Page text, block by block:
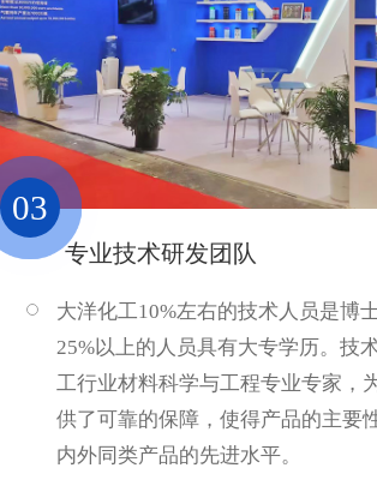
03
专业技术研发团队
大洋化工10%左右的技术人员是博
25%以上的人员具有大专学历。技
工行业材料科学与工程专业专家，
供了可靠的保障，使得产品的主要
内外同类产品的先进水平。